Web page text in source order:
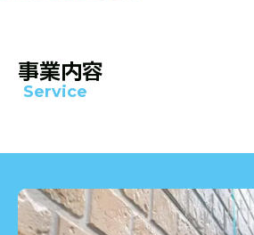
事業内容
Service